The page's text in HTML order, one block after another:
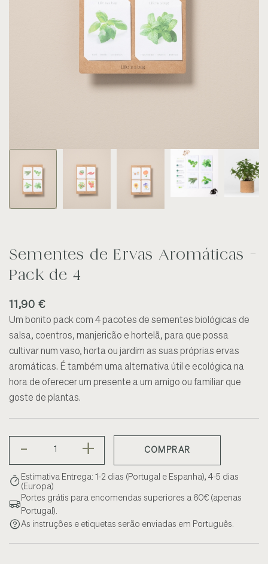
Sementes de Ervas Aromáticas -
Pack de 4
11,90 €
Um bonito pack com 4 pacotes de sementes biológicas de
salsa, coentros, manjericão e hortelã, para que possa
cultivar num vaso, horta ou jardim as suas próprias ervas
aromáticas. É também uma alternativa útil e ecológica na
hora de oferecer um presente a um amigo ou familiar que
goste de plantas.
- + COMPRAR
Estimativa Entrega: 1-2 dias (Portugal e Espanha), 4-5 dias
(Europa)
Portes grátis para encomendas superiores a 60€ (apenas
Portugal).
As instruções e etiquetas serão enviadas em Português.